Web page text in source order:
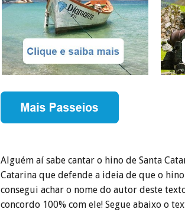
Alguém aí sabe cantar o hino de Santa
Catarina que defende a ideia de que o
consegui achar o nome do autor deste
concordo 100% com ele! Segue abaixo o